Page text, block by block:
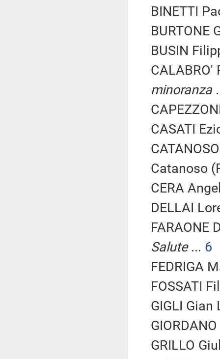
BINETTI
BURTONE
BUSIN
CALABRO'
minoranza
CASATI
Catanoso
CERA
DELLAI
FARAONE
Salute... 6
FEDRIGA
FOSSATI
GIGLI Gian
GRILLO